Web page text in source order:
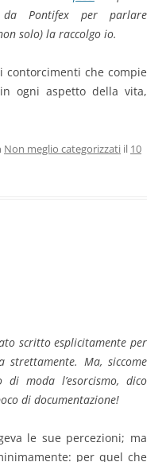
da Pontifex per parlare
solo) la raccolgo io.
contorcimenti che compie
ogni aspetto della vita,
Non meglio categorizzati il 10
scritto esplicitamente per
Ma, siccome
moda l’esorcismo, dico
di documentazione!
le sue percezioni; ma
per quel che